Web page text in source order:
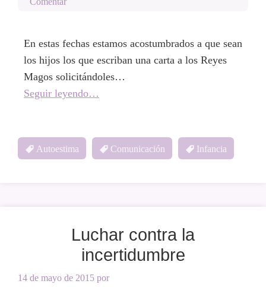
En estas fechas estamos acostumbrados a que sean
los hijos los que escriban una carta a los Reyes
Magos solicitándoles…
Seguir leyendo…
Autoestima Comunicación Infancia
Luchar contra la
incertidumbre
14 de mayo de 2015 por